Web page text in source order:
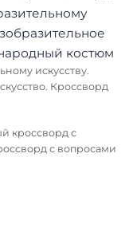
искусству.
Кроссворд
кроссворд с
с вопросами